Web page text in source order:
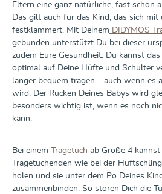
Eltern eine ganz natürliche, fast schon
Das gilt auch für das Kind, das sich mit
festklammert. Mit Deinem DIDYMOS
gebunden unterstützt Du bei dieser
zudem Eure Gesundheit: Du kannst
optimal auf Deine Hüfte und Schulter
länger bequem tragen – auch wenn es
wird. Der Rücken Deines Babys wird
besonders wichtig ist, wenn es noch
kann.
Bei einem Tragetuch ab Größe 4 kannst
Tragetuchenden wie bei der
holen und sie unter dem Po Deines
zusammenbinden. So stören Dich die